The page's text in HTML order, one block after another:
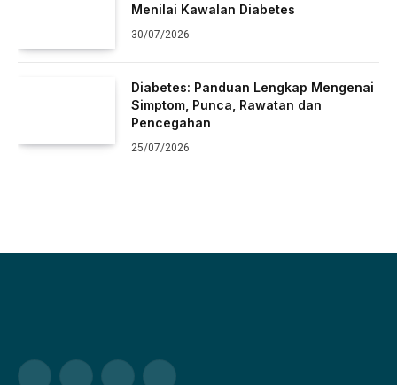
Menilai Kawalan Diabetes
30/07/2026
Diabetes: Panduan Lengkap Mengenai
Simptom, Punca, Rawatan dan
Pencegahan
25/07/2026